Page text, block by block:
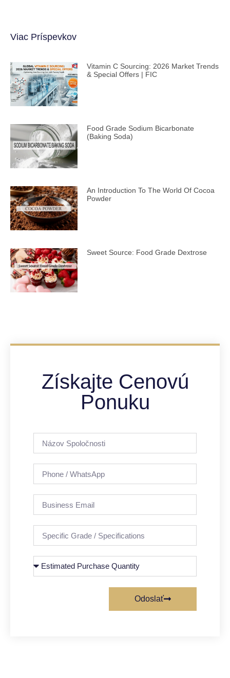
Viac Príspevkov
Vitamin C Sourcing: 2026 Market Trends
& Special Offers | FIC
Food Grade Sodium Bicarbonate
(Baking Soda)
An Introduction To The World Of Cocoa
Powder
Sweet Source: Food Grade Dextrose
Získajte Cenovú
Ponuku
Odoslať